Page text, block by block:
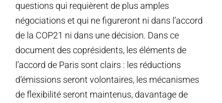
questions qui requièrent de plus amples
négociations et qui ne figureront ni dans l’accord
de la COP21 ni dans une décision. Dans ce
document des coprésidents, les éléments de
l’accord de Paris sont clairs : les réductions
d’émissions seront volontaires, les mécanismes
de flexibilité seront maintenus, davantage de